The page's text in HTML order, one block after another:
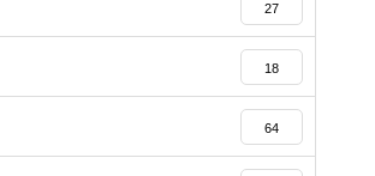
27
18
64